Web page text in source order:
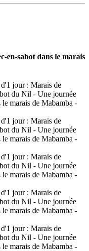
en-sabot dans le marais